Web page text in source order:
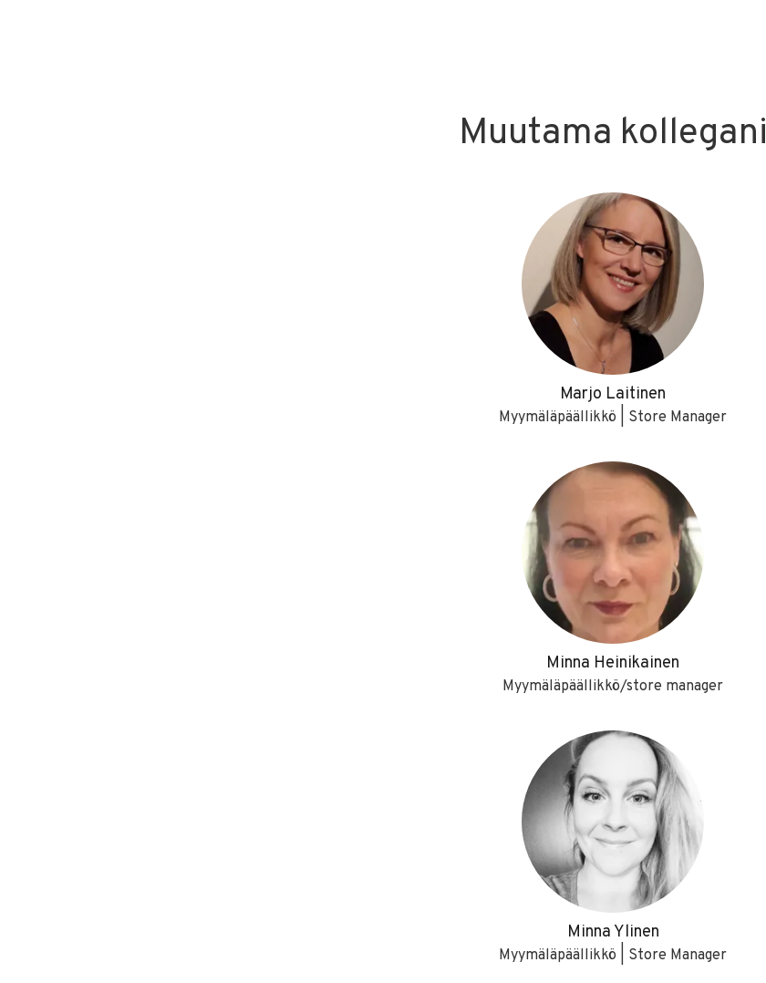
Muutama kollegani
Marjo Laitinen
Myymäläpäällikkö | Store Manager
Minna Heinikainen
Myymäläpäällikkö/store manager
Minna Ylinen
Myymäläpäällikkö | Store Manager